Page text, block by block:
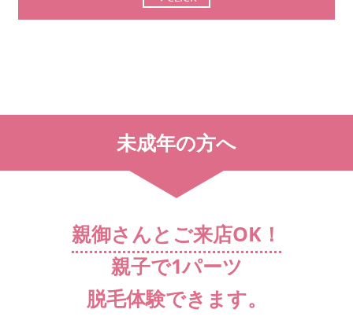
未成年の方へ
親御さんとご来店OK！
親子で1パーツ
脱毛体験できます。